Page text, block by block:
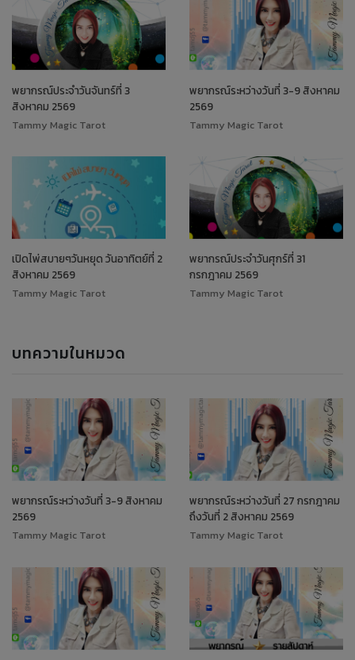
พยากรณ์ประจำวันจันทร์ที่ 3
สิงหาคม 2569
Tammy Magic Tarot
พยากรณ์ระหว่างวันที่ 3-9 สิงหาคม
2569
Tammy Magic Tarot
เปิดไพ่สบายๆวันหยุด วันอาทิตย์ที่ 2
สิงหาคม 2569
Tammy Magic Tarot
พยากรณ์ประจำวันศุกร์ที่ 31
กรกฎาคม 2569
Tammy Magic Tarot
บทความในหมวด
พยากรณ์ระหว่างวันที่ 3-9 สิงหาคม
2569
Tammy Magic Tarot
พยากรณ์ระหว่างวันที่ 27 กรกฎาคม
ถึงวันที่ 2 สิงหาคม 2569
Tammy Magic Tarot